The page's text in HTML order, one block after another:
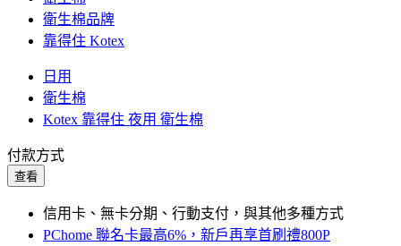
衛生棉品牌
靠得住 Kotex
日用
衛生棉
Kotex 靠得住 夜用 衛生棉
付款方式
查看
信用卡、無卡分期、行動支付，與其他多種方式
PChome 聯名卡最高6%，新戶再享首刷禮800P